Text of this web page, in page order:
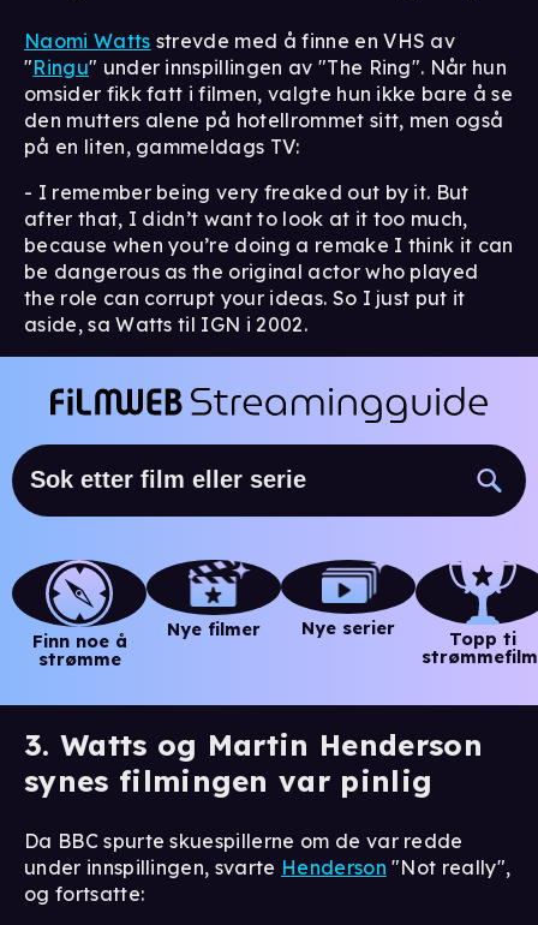
Naomi Watts strevde med å finne en VHS av
"Ringu" under innspillingen av "The Ring". Når hun
omsider fikk fatt i filmen, valgte hun ikke bare å se
den mutters alene på hotellrommet sitt, men også
på en liten, gammeldags TV:
- I remember being very freaked out by it. But
after that, I didn’t want to look at it too much,
because when you’re doing a remake I think it can
be dangerous as the original actor who played
the role can corrupt your ideas. So I just put it
aside, sa Watts til IGN i 2002.
Finn noe å
strømme
Nye filmer Nye serier
Topp ti
3. Watts og Martin Henderson
synes filmingen var pinlig
Da BBC spurte skuespillerne om de var redde
under innspillingen, svarte Henderson "Not really",
og fortsatte: